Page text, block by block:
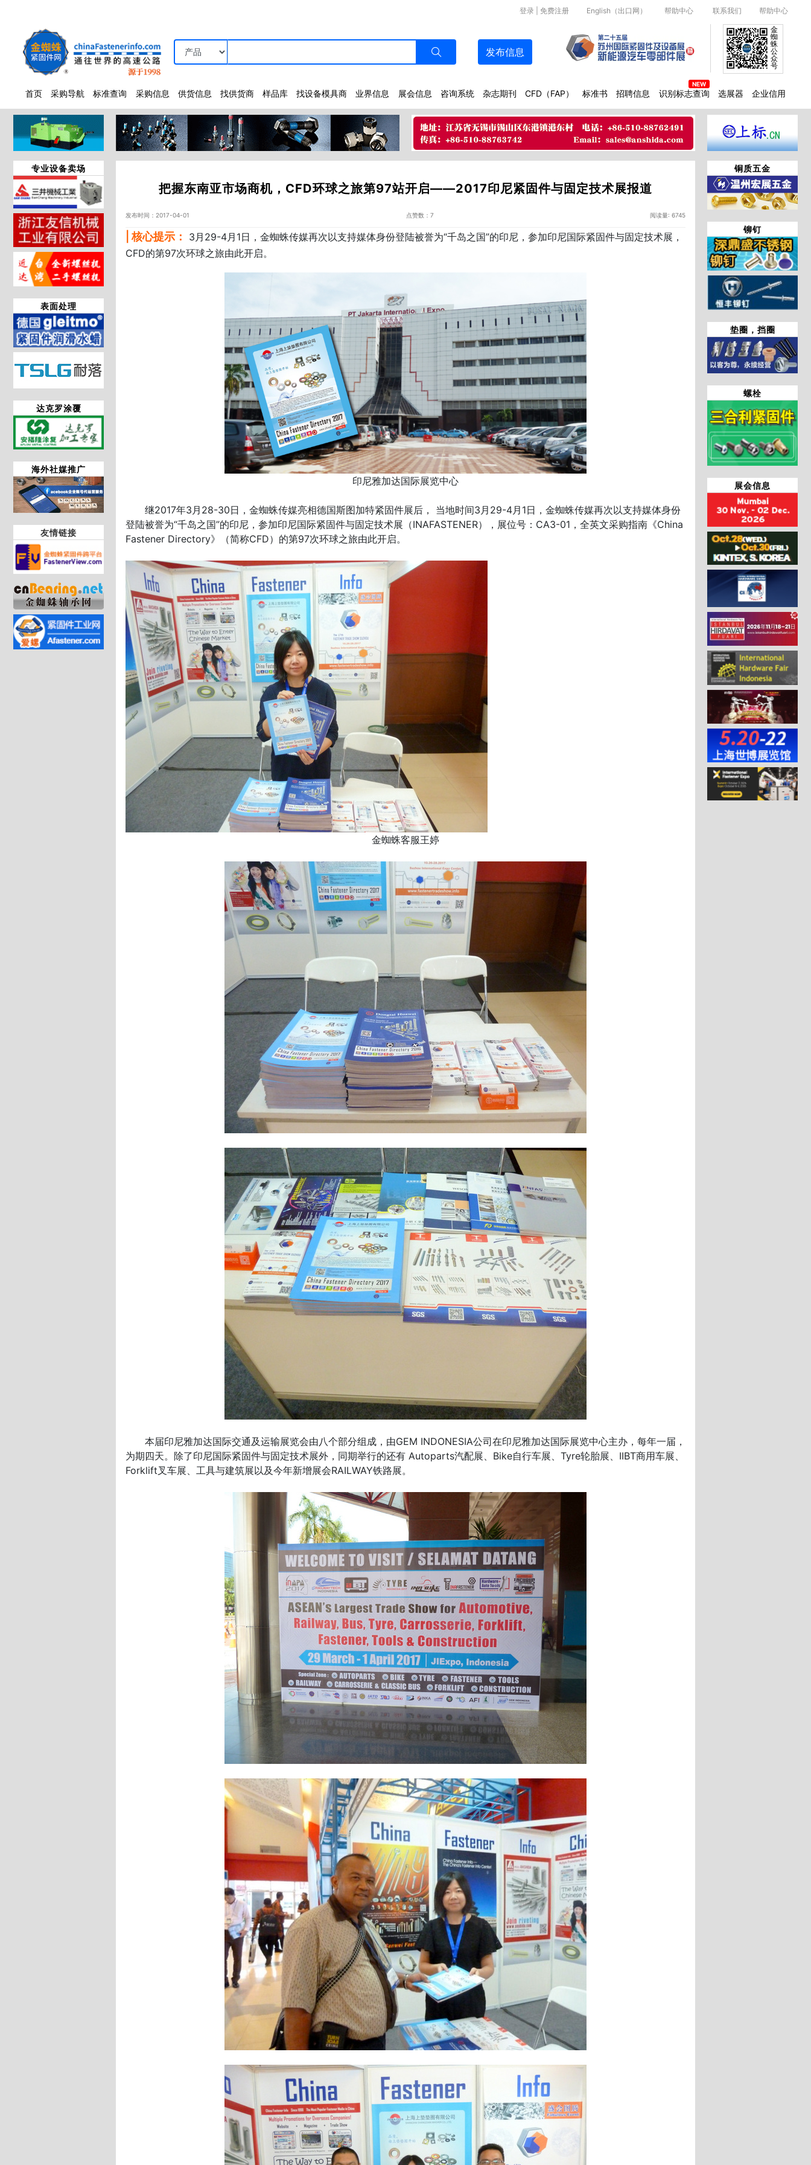
English（出口网） 帮助中心 联系我们 帮助中心
登录 免费注册
发布信息
首页 采购导航 标准查询 采购信息 供货信息 找供货商 样品库 找设备模具商 业界信息 展会信息 咨询系统 杂志期刊 CFD（FAP） 标准书 招聘信息 识别标志查询 选展器 企业信用
金
蜘
蛛
公
众
号
专业设备卖场
表面处理
达克罗涂覆
海外社媒推广
友情链接
铜质五金
铆钉
垫圈，挡圈
螺栓
展会信息
把握东南亚市场商机，CFD环球之旅第97站开启——2017印尼紧固件与固定技术展报道
发布时间：2017-04-01 点赞数：7 阅读量: 6745
| 核心提示：
3月29-4月1日，金蜘蛛传媒再次以支持媒体身份登陆被誉为“千岛之国”的印尼，参加印尼国际紧固件与固定技术展，
CFD的第97次环球之旅由此开启。
印尼雅加达国际展览中心
继2017年3月28-30日，金蜘蛛传媒亮相德国斯图加特紧固件展后， 当地时间3月29-4月1日，金蜘蛛传媒再次以支持媒体身份
登陆被誉为“千岛之国”的印尼，参加印尼国际紧固件与固定技术展（INAFASTENER），展位号：CA3-01，全英文采购指南《China
Fastener Directory》（简称CFD）的第97次环球之旅由此开启。
金蜘蛛客服王婷
本届印尼雅加达国际交通及运输展览会由八个部分组成，由GEM INDONESIA公司在印尼雅加达国际展览中心主办，每年一届，
为期四天。除了印尼国际紧固件与固定技术展外，同期举行的还有 Autoparts汽配展、Bike自行车展、Tyre轮胎展、IIBT商用车展、
Forklift叉车展、工具与建筑展以及今年新增展会RAILWAY铁路展。